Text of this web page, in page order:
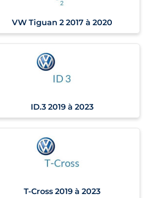
VW Tiguan 2 2017 à 2020
ID.3 2019 à 2023
T-Cross 2019 à 2023